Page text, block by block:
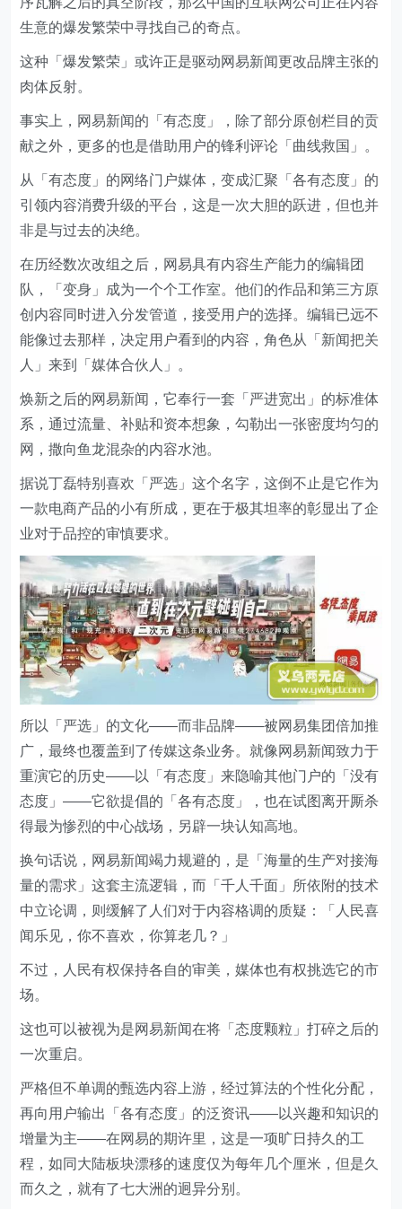
生意的爆发繁荣中寻找自己的奇点。
这种「爆发繁荣」或许正是驱动网易新闻更改品牌主张的
肉体反射。
事实上，网易新闻的「有态度」，除了部分原创栏目的贡
献之外，更多的也是借助用户的锋利评论「曲线救国」。
从「有态度」的网络门户媒体，变成汇聚「各有态度」的
引领内容消费升级的平台，这是一次大胆的跃进，但也并
非是与过去的决绝。
在历经数次改组之后，网易具有内容生产能力的编辑团
队，「变身」成为一个个工作室。他们的作品和第三方原
创内容同时进入分发管道，接受用户的选择。编辑已远不
能像过去那样，决定用户看到的内容，角色从「新闻把关
人」来到「媒体合伙人」。
焕新之后的网易新闻，它奉行一套「严进宽出」的标准体
系，通过流量、补贴和资本想象，勾勒出一张密度均匀的
网，撒向鱼龙混杂的内容水池。
据说丁磊特别喜欢「严选」这个名字，这倒不止是它作为
一款电商产品的小有所成，更在于极其坦率的彰显出了企
业对于品控的审慎要求。
所以「严选」的文化——而非品牌——被网易集团倍加推
广，最终也覆盖到了传媒这条业务。就像网易新闻致力于
重演它的历史——以「有态度」来隐喻其他门户的「没有
态度」——它欲提倡的「各有态度」，也在试图离开厮杀
得最为惨烈的中心战场，另辟一块认知高地。
换句话说，网易新闻竭力规避的，是「海量的生产对接海
量的需求」这套主流逻辑，而「千人千面」所依附的技术
中立论调，则缓解了人们对于内容格调的质疑：「人民喜
闻乐见，你不喜欢，你算老几？」
不过，人民有权保持各自的审美，媒体也有权挑选它的市
场。
这也可以被视为是网易新闻在将「态度颗粒」打碎之后的
一次重启。
严格但不单调的甄选内容上游，经过算法的个性化分配，
再向用户输出「各有态度」的泛资讯——以兴趣和知识的
增量为主——在网易的期许里，这是一项旷日持久的工
程，如同大陆板块漂移的速度仅为每年几个厘米，但是久
而久之，就有了七大洲的迥异分别。